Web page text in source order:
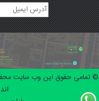
© تمامی حقوق این وب سایت